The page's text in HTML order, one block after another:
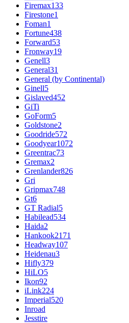
Firemax133
Firestone1
Foman1
Fortune438
Forward53
Fronway19
Genell3
General31
General (by Continental)
Ginell5
Gislaved452
GiTi
GoForm5
Goldstone2
Goodride572
Goodyear1072
Greentrac73
Gremax2
Grenlander826
Gri
Gripmax748
Gt6
GT Radial5
Habilead534
Haida2
Hankook2171
Headway107
Heidenau3
Hifly379
HiLO5
Ikon92
iLink224
Imperial520
Inroad
Jesstire